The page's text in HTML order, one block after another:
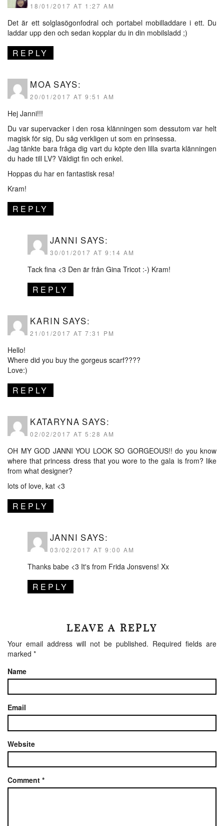
18/01/2017 AT 1:27 AM
Det är ett solglasögonfodral och portabel mobilladdare i ett. Du
laddar upp den och sedan kopplar du in din mobilsladd ;)
REPLY
MOA SAYS:
20/01/2017 AT 9:51 AM
Hej Janni!!!
Du var supervacker i den rosa klänningen som dessutom var helt
magisk för sig, Du såg verkligen ut som en prinsessa.
Jag tänkte bara fråga dig vart du köpte den lilla svarta klänningen
du hade till LV? Väldigt fin och enkel.
Hoppas du har en fantastisk resa!
Kram!
REPLY
JANNI SAYS:
30/01/2017 AT 9:14 AM
Tack fina <3 Den är från Gina Tricot :-) Kram!
REPLY
KARIN SAYS:
21/01/2017 AT 7:31 PM
Hello!
Where did you buy the gorgeus scarf????
Love:)
REPLY
KATARYNA SAYS:
02/02/2017 AT 5:28 AM
OH MY GOD JANNI YOU LOOK SO GORGEOUS!! do you know
where that princess dress that you wore to the gala is from? like
from what designer?
lots of love, kat <3
REPLY
JANNI SAYS:
03/02/2017 AT 9:00 AM
Thanks babe <3 It's from Frida Jonsvens! Xx
REPLY
LEAVE A REPLY
Your email address will not be published. Required fields are
marked *
Name
Email
Website
Comment *